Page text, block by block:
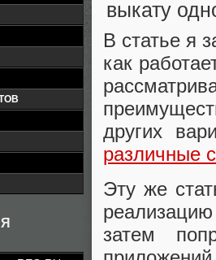
В статье я
как
других
различные
Эту же
затем